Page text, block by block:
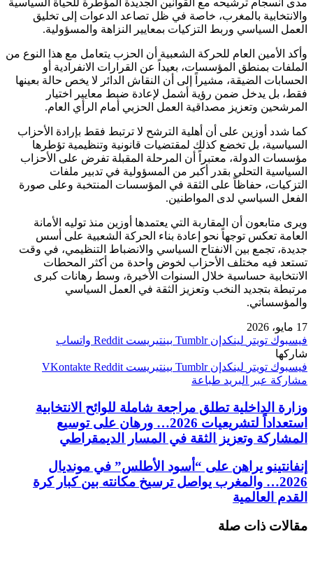
والانتخابية بالمغرب، خاصة في ظل تصاعد الدعوات إلى تخليق
العمل السياسي وربط التزكيات بمعايير النزاهة والمسؤولية.
وأكد الأمين العام للحركة الشعبية أن الحزب يتعامل مع هذا النوع من
الملفات بمنطق المؤسسات، بعيداً عن القرارات الانفرادية أو
الحسابات الضيقة، مشيراً إلى أن النقاش الدائر لا يخص حالة بعينها
فقط، بل يدخل ضمن رؤية أشمل لإعادة ضبط معايير اختيار
المرشحين وتعزيز مصداقية العمل الحزبي أمام الرأي العام.
كما شدد أوزين على أن أهلية الترشح لا ترتبط فقط بإرادة الأحزاب
السياسية، بل تخضع كذلك لمقتضيات قانونية وتنظيمية تؤطرها
مؤسسات الدولة، معتبراً أن المرحلة المقبلة تفرض على الأحزاب
السياسية التحلي بقدر أكبر من المسؤولية في تدبير ملفات
التزكيات، حفاظاً على الثقة في المؤسسات المنتخبة وعلى صورة
الفعل السياسي لدى المواطنين.
ويرى متابعون أن المقاربة التي يعتمدها أوزين منذ توليه الأمانة
العامة تعكس توجهاً نحو إعادة بناء الحركة الشعبية على أسس
جديدة، تجمع بين الانفتاح السياسي والانضباط التنظيمي، في وقت
تستعد فيه مختلف الأحزاب لخوض واحدة من أكثر المحطات
الانتخابية حساسية خلال السنوات الأخيرة، وسط رهانات كبرى
مرتبطة بتجديد النخب وتعزيز الثقة في العمل السياسي
والمؤسساتي.
17 مايو، 2026
فيسبوك تويتر لينكدإن بينتيريست
واتساب
شاركها
فيسبوك تويتر لينكدإن بينتيريست
مشاركة عبر البريد طباعة
وزارة الداخلية تطلق مراجعة شاملة للوائح الانتخابية
استعداداً لتشريعيات 2026… ورهان على توسيع
المشاركة وتعزيز الثقة في المسار الديمقراطي
إنفانتينو يراهن على “أسود الأطلس” في مونديال
2026… والمغرب يواصل ترسيخ مكانته بين كبار كرة
القدم العالمية
مقالات ذات صلة